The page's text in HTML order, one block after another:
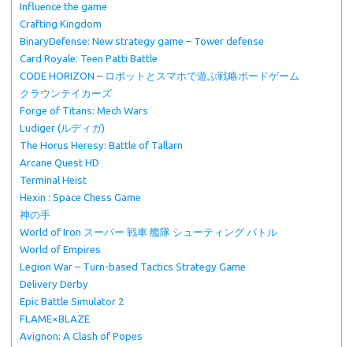
Influence the game
Crafting Kingdom
BinaryDefense: New strategy game – Tower defense
Card Royale: Teen Patti Battle
CODE HORIZON – ロボットとスマホで遊ぶ戦略ボードゲーム
クラウンテイカーズ
Forge of Titans: Mech Wars
Ludiger (ルディガ)
The Horus Heresy: Battle of Tallarn
Arcane Quest HD
Terminal Heist
Hexin : Space Chess Game
神の手
World of Iron スーパー 戦車 艦隊 シューティング バトル
World of Empires
Legion War – Turn-based Tactics Strategy Game
Delivery Derby
Epic Battle Simulator 2
FLAME×BLAZE
Avignon: A Clash of Popes